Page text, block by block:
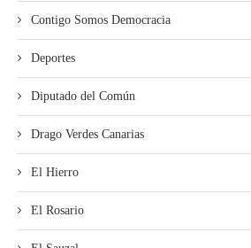
Contigo Somos Democracia
Deportes
Diputado del Común
Drago Verdes Canarias
El Hierro
El Rosario